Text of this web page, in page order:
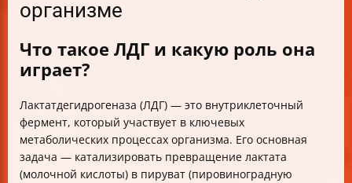
организме
Что такое ЛДГ и какую роль она
играет?
Лактатдегидрогеназа (ЛДГ) — это внутриклеточный
фермент, который участвует в ключевых
метаболических процессах организма. Его основная
задача — катализировать превращение лактата
(молочной кислоты) в пируват (пировиноградную